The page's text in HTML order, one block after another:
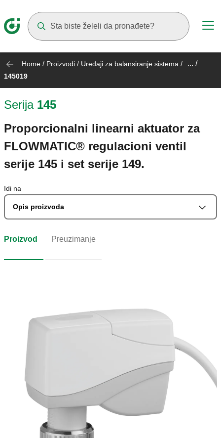
Home / Proizvodi / Uređaji za balansiranje sistema / ... /
145019
Serija 145
Proporcionalni linearni aktuator za
FLOWMATIC® regulacioni ventil
serije 145 i set serije 149.
Idi na
Opis proizvoda
Proizvod Preuzimanje